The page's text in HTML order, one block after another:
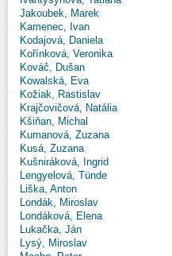
Jakoubek, Marek
Kamenec, Ivan
Kodajová, Daniela
Kořínková, Veronika
Kováč, Dušan
Kowalská, Eva
Kožiak, Rastislav
Krajčovičová, Natália
Kšiňan, Michal
Kumanová, Zuzana
Kusá, Zuzana
Kušniráková, Ingrid
Lengyelová, Tünde
Liška, Anton
Londák, Miroslav
Londáková, Elena
Lukačka, Ján
Lysý, Miroslav